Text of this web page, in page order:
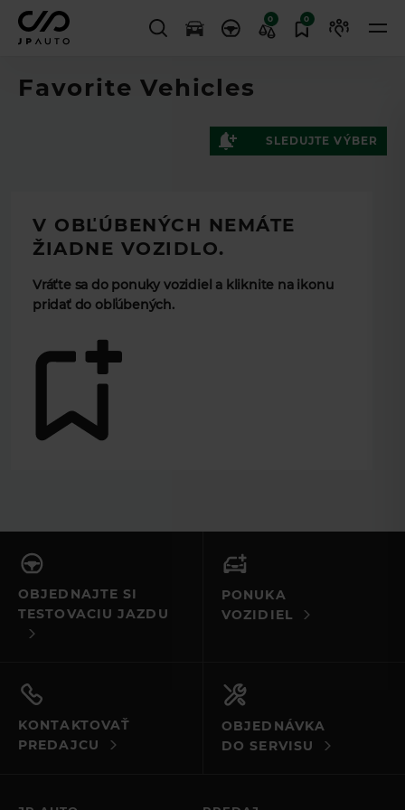
0 0
Favorite Vehicles
PONUKE
VOZIDIEL.
VYBERTE SI VAŠE
Rok
SLEDUJTE VÝBER
V OBĽÚBENÝCH NEMÁTE
ŽIADNE VOZIDLO.
Vráťte sa do ponuky vozidiel a kliknite na ikonu
pridať do obľúbených.
OBJEDNAJTE SI
TESTOVACIU JAZDU
PONUKA
VOZIDIEL
KONTAKTOVAŤ
PREDAJCU
OBJEDNÁVKA
DO SERVISU